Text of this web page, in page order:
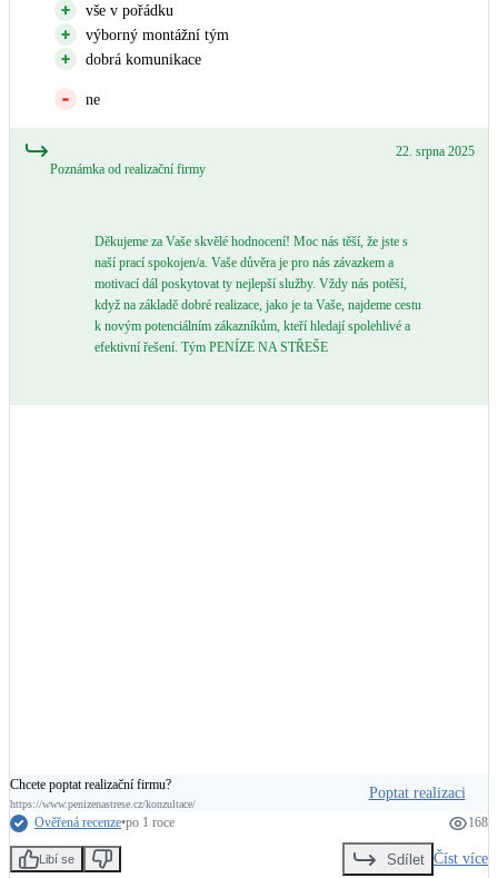
vše v pořádku
výborný montážní tým
dobrá komunikace
ne
Poznámka od realizační firmy
22. srpna 2025
Děkujeme za Vaše skvělé hodnocení! Moc nás těší, že jste s
naší prací spokojen/a. Vaše důvěra je pro nás závazkem a
motivací dál poskytovat ty nejlepší služby. Vždy nás potěší,
když na základě dobré realizace, jako je ta Vaše, najdeme cestu
k novým potenciálním zákazníkům, kteří hledají spolehlivé a
efektivní řešení. Tým PENÍZE NA STŘEŠE
Chcete poptat realizační firmu?
https://www.penizenastrese.cz/konzultace/
Poptat realizaci
Ověřená recenze•po 1 roce 168
Libí se Sdílet Číst více